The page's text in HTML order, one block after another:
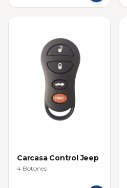
Carcasa Control Jeep
4 Botones